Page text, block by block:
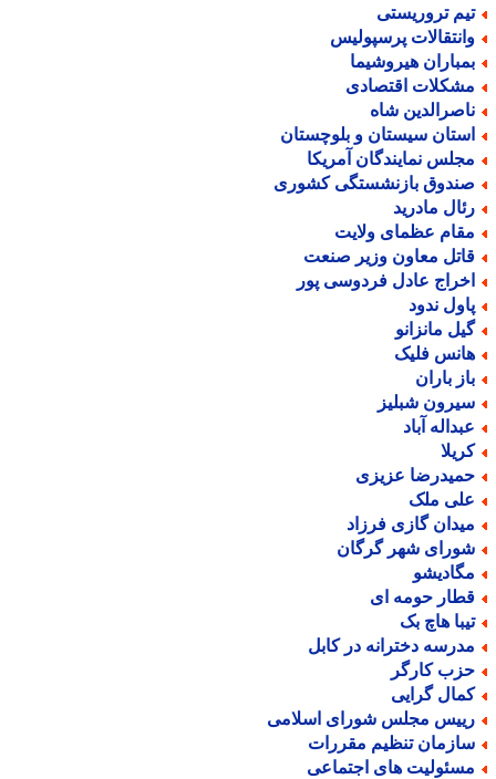
تروریستی
پرسپولیس
هیروشیما
اقتصادی
شاه
سیستان و بلوچستان
نمایندگان آمریکا
بازنشستگی کشوری
مادرید
عظمای ولایت
معاون وزیر صنعت
عادل فردوسی پور
ندود
مانزانو
فلیک
باران
شبلیز
آباد
عزیزی
ملک
گازی فرزاد
شهر گرگان
حومه ای
هاچ بک
دخترانه در کابل
کارگر
گرایی
مجلس شورای اسلامی
تنظیم مقررات
های اجتماعی